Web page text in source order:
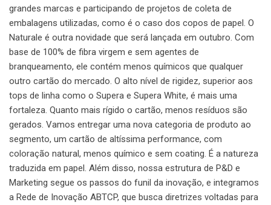
grandes marcas e participando de projetos de coleta de
embalagens utilizadas, como é o caso dos copos de papel. O
Naturale é outra novidade que será lançada em outubro. Com
base de 100% de fibra virgem e sem agentes de
branqueamento, ele contém menos químicos que qualquer
outro cartão do mercado. O alto nível de rigidez, superior aos
tops de linha como o Supera e Supera White, é mais uma
fortaleza. Quanto mais rígido o cartão, menos resíduos são
gerados. Vamos entregar uma nova categoria de produto ao
segmento, um cartão de altíssima performance, com
coloração natural, menos químico e sem coating. É a natureza
traduzida em papel. Além disso, nossa estrutura de P&D e
Marketing segue os passos do funil da inovação, e integramos
a Rede de Inovação ABTCP, que busca diretrizes voltadas para